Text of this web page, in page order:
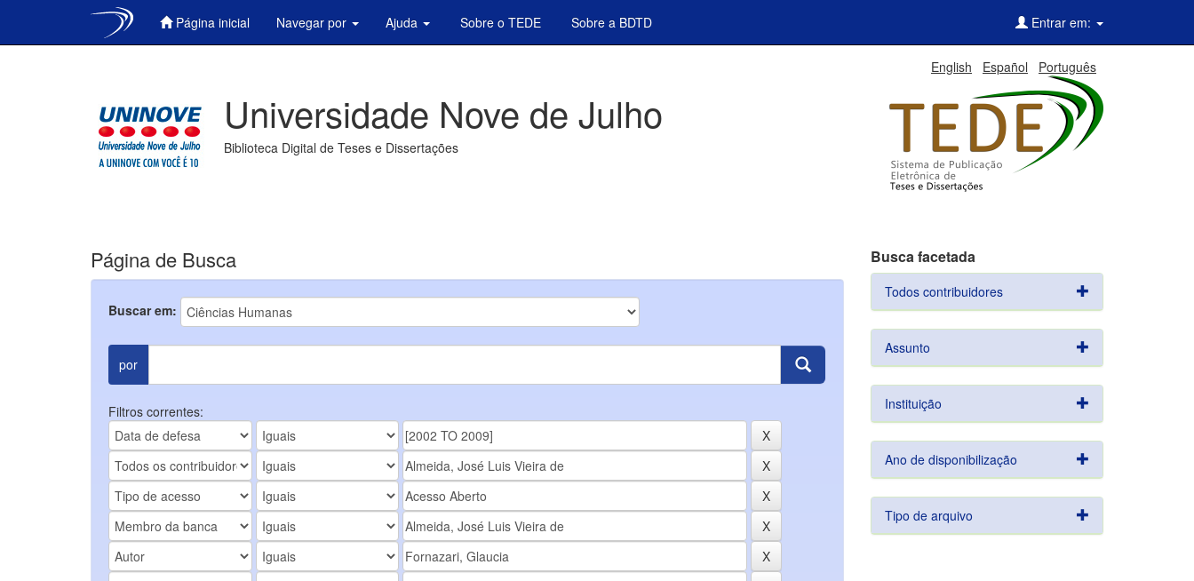
Página inicial Navegar por Ajuda Sobre o TEDE Sobre a BDTD Entrar em:
English Español Português
Universidade Nove de Julho
Biblioteca Digital de Teses e Dissertações
Página de Busca
Buscar em:
por
Filtros correntes:
Busca facetada
Todos contribuidores
Assunto
Instituição
Ano de disponibilização
Tipo de arquivo